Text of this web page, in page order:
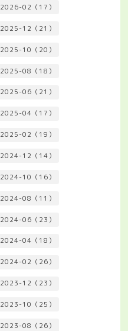
2026-02（17）
2025-12（21）
2025-10（20）
2025-08（18）
2025-06（21）
2025-04（17）
2025-02（19）
2024-12（14）
2024-10（16）
2024-08（11）
2024-06（23）
2024-04（18）
2024-02（26）
2023-12（23）
2023-10（25）
2023-08（26）